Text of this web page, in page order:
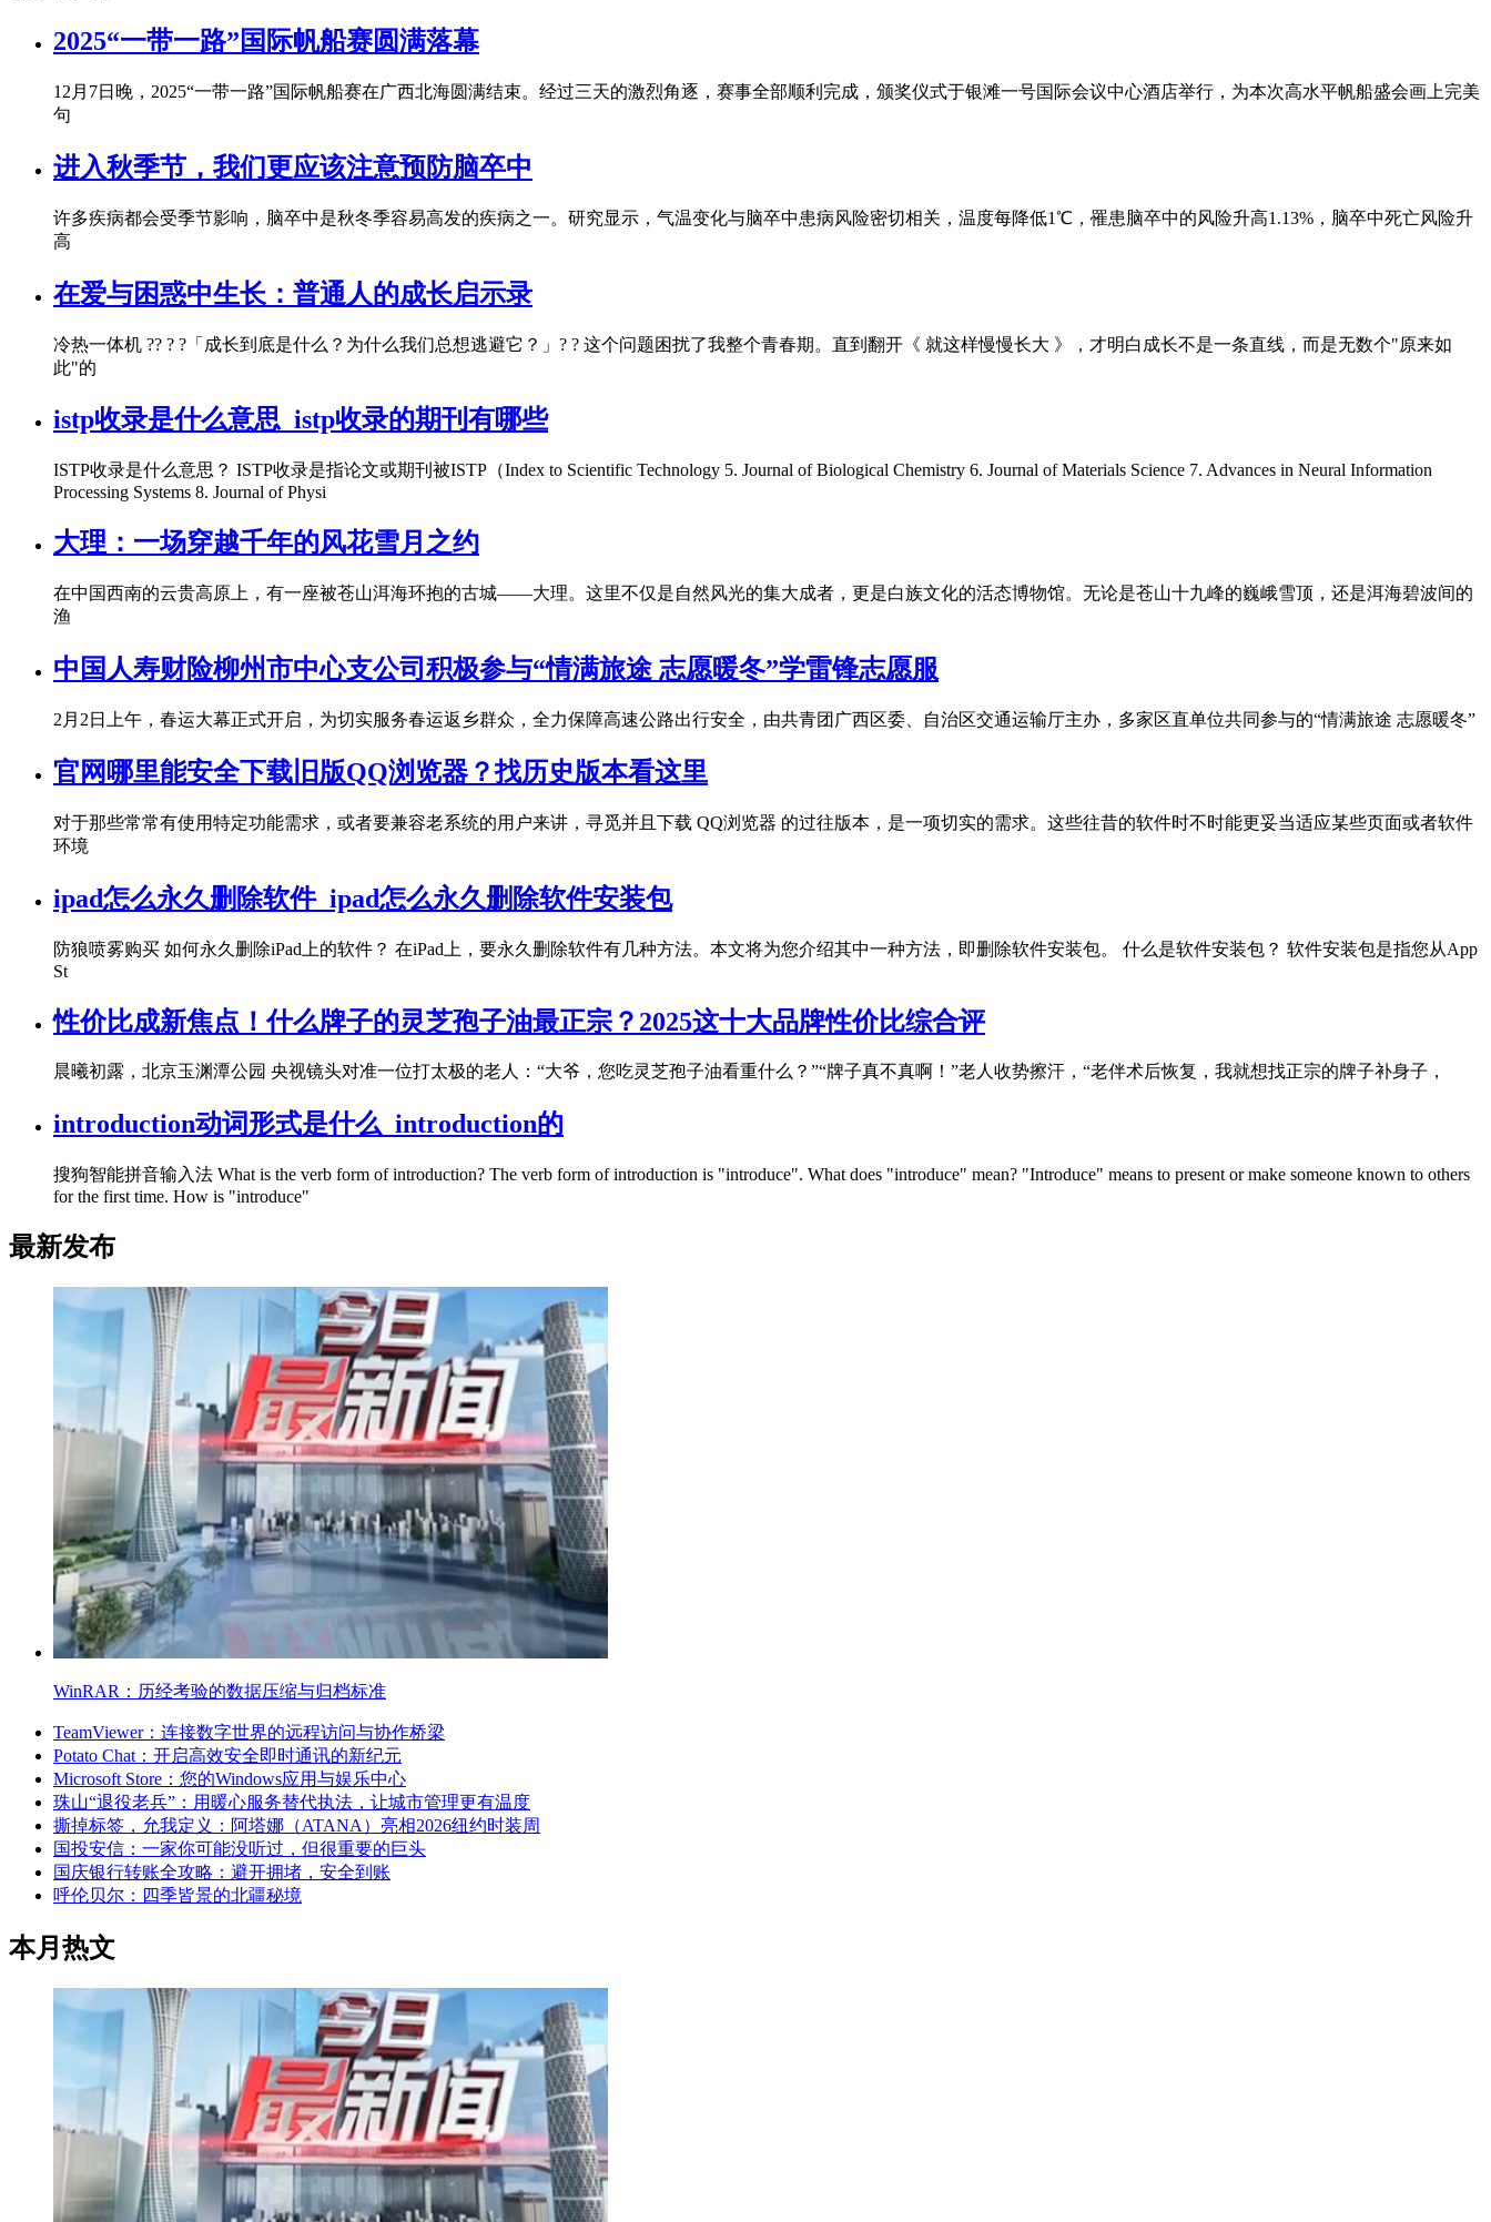
2025“一带一路”国际帆船赛圆满落幕
12月7日晚，2025“一带一路”国际帆船赛在广西北海圆满结束。经过三天的激烈角逐，赛事全部顺利完成，颁奖仪式于银滩一号国际会议中心酒店举行，为本次高水平帆船盛会画上完美
句
进入秋季节，我们更应该注意预防脑卒中
许多疾病都会受季节影响，脑卒中是秋冬季容易高发的疾病之一。研究显示，气温变化与脑卒中患病风险密切相关，温度每降低1℃，罹患脑卒中的风险升高1.13%，脑卒中死亡风险升
高
在爱与困惑中生长：普通人的成长启示录
冷热一体机 ?? ? ?「成长到底是什么？为什么我们总想逃避它？」? ? 这个问题困扰了我整个青春期。直到翻开《 就这样慢慢长大 》，才明白成长不是一条直线，而是无数个"原来如
此"的
istp收录是什么意思_istp收录的期刊有哪些
ISTP收录是什么意思？ ISTP收录是指论文或期刊被ISTP（Index to Scientific Technology 5. Journal of Biological Chemistry 6. Journal of Materials Science 7. Advances in Neural Information
Processing Systems 8. Journal of Physi
大理：一场穿越千年的风花雪月之约
在中国西南的云贵高原上，有一座被苍山洱海环抱的古城——大理。这里不仅是自然风光的集大成者，更是白族文化的活态博物馆。无论是苍山十九峰的巍峨雪顶，还是洱海碧波间的
渔
中国人寿财险柳州市中心支公司积极参与“情满旅途 志愿暖冬”学雷锋志愿服
2月2日上午，春运大幕正式开启，为切实服务春运返乡群众，全力保障高速公路出行安全，由共青团广西区委、自治区交通运输厅主办，多家区直单位共同参与的“情满旅途 志愿暖冬”
官网哪里能安全下载旧版QQ浏览器？找历史版本看这里
对于那些常常有使用特定功能需求，或者要兼容老系统的用户来讲，寻觅并且下载 QQ浏览器 的过往版本，是一项切实的需求。这些往昔的软件时不时能更妥当适应某些页面或者软件
环境
ipad怎么永久删除软件_ipad怎么永久删除软件安装包
防狼喷雾购买 如何永久删除iPad上的软件？ 在iPad上，要永久删除软件有几种方法。本文将为您介绍其中一种方法，即删除软件安装包。 什么是软件安装包？ 软件安装包是指您从App
St
性价比成新焦点！什么牌子的灵芝孢子油最正宗？2025这十大品牌性价比综合评
晨曦初露，北京玉渊潭公园 央视镜头对准一位打太极的老人：“大爷，您吃灵芝孢子油看重什么？”“牌子真不真啊！”老人收势擦汗，“老伴术后恢复，我就想找正宗的牌子补身子，
introduction动词形式是什么_introduction的
搜狗智能拼音输入法 What is the verb form of introduction? The verb form of introduction is "introduce". What does "introduce" mean? "Introduce" means to present or make someone known to others
for the first time. How is "introduce"
最新发布
WinRAR：历经考验的数据压缩与归档标准
TeamViewer：连接数字世界的远程访问与协作桥梁
Potato Chat：开启高效安全即时通讯的新纪元
Microsoft Store：您的Windows应用与娱乐中心
珠山“退役老兵”：用暖心服务替代执法，让城市管理更有温度
撕掉标签，允我定义：阿塔娜（ATANA）亮相2026纽约时装周
国投安信：一家你可能没听过，但很重要的巨头
国庆银行转账全攻略：避开拥堵，安全到账
呼伦贝尔：四季皆景的北疆秘境
本月热文